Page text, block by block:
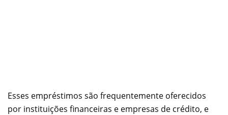
Esses empréstimos são frequentemente oferecidos
por instituições financeiras e empresas de crédito, e